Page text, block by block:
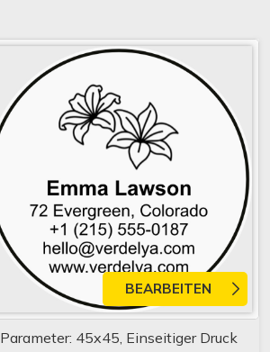
Parameter: 45x45, Einseitiger Druck
BEARBEITEN